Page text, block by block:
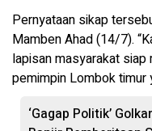
Pernyataan sikap
Mamben Ahad (14/7).
lapisan masyarakat siap
pemimpin Lombok timur
‘Gagap Politik’